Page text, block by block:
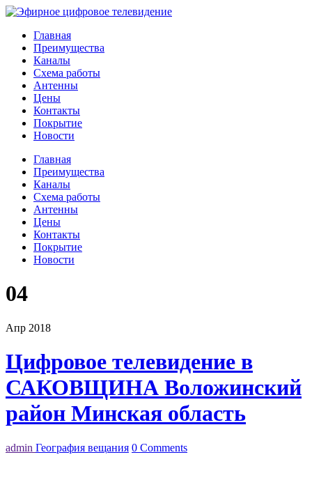
Главная
Преимущества
Каналы
Схема работы
Антенны
Цены
Контакты
Покрытие
Новости
Главная
Преимущества
Каналы
Схема работы
Антенны
Цены
Контакты
Покрытие
Новости
04
Апр 2018
Цифровое телевидение в
САКОВЩИНА Воложинский
район Минская область
admin География вещания 0 Comments